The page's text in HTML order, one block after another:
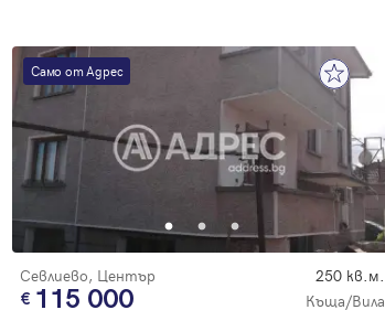
Само от Адрес
Севлиево, Център 250 кв.м.
115 000 Къща/Вила